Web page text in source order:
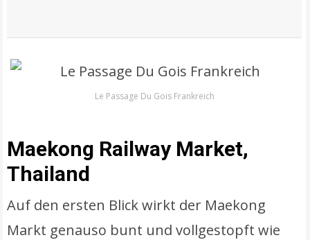
Le Passage Du Gois Frankreich
Maekong Railway Market,
Thailand
Auf den ersten Blick wirkt der Maekong
Markt genauso bunt und vollgestopft wie